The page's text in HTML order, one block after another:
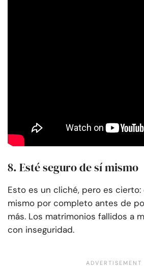
8. Esté seguro de sí mismo
Esto es un cliché, pero es
mismo por completo antes de
más. Los matrimonios fallidos a
con inseguridad.